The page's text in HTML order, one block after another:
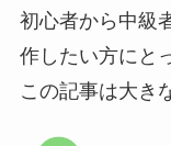
初心者から中級
作したい方にと
この記事は大き